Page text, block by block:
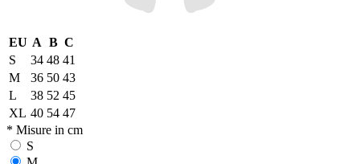
EU A B C
S
34 48 41
M
36 50 43
L
38 52 45
XL 40 54 47
* Misure in cm
S